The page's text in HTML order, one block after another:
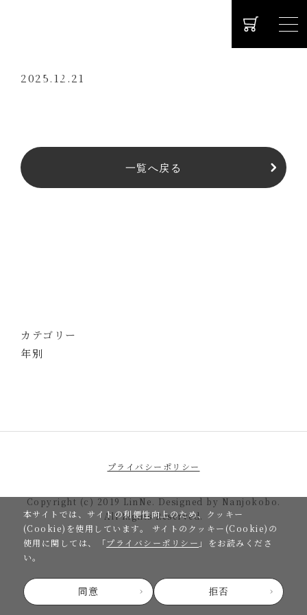
2025.12.21
一覧へ戻る
カテゴリー
年別
プライバシーポリシー
Copyright (c) 2019 LinNe. Designed by Nanjokobo.
All Rights Reserved.
本サイトでは、サイトの利便性向上のため、クッキー
(Cookie)を使用しています。
サイトのクッキー(Cookie)の
使用に関しては、「プライバシーポリシー 」をお読みくださ
い。
同意 拒否